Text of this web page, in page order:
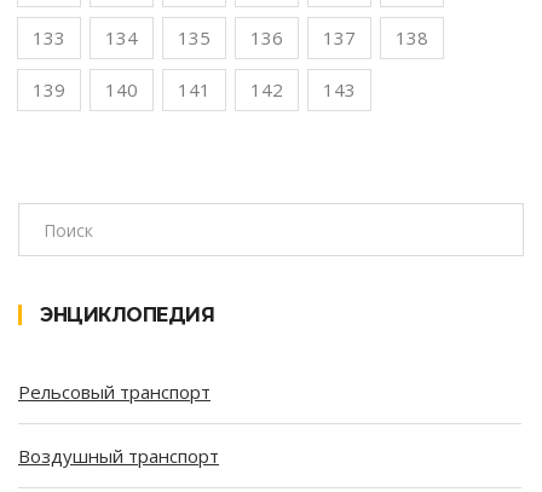
133 134 135 136 137 138
139 140 141 142 143
ЭНЦИКЛОПЕДИЯ
Рельсовый транспорт
Воздушный транспорт